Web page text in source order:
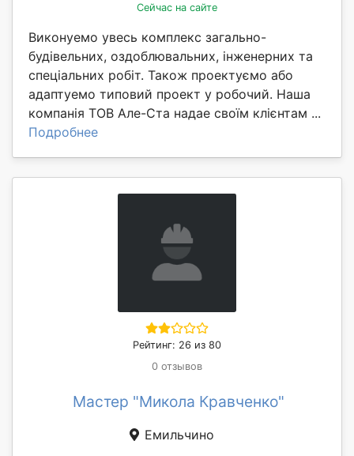
Сейчас на сайте
Виконуемо увесь комплекс загально-
будівельних, оздоблювальних, інженерних та
спеціальних робіт. Також проектуємо або
адаптуемо типовий проект у робочий. Наша
компанія ТОВ Але-Ста надае своїм клієнтам ...
Подробнее
Рейтинг: 26 из 80
0 отзывов
Мастер "Микола Кравченко"
Емильчино